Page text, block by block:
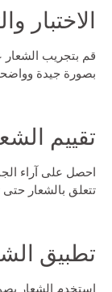
الاختبار
قم بتجريب
بصورة جيدة
تقييم
احصل على آراء
تتعلق بالشعار
تطبيق
استخدم الشعار